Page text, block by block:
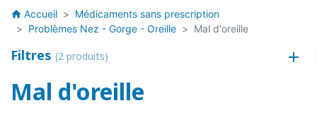
home Accueil
Médicaments sans prescription
Problèmes Nez - Gorge - Oreille
Mal d'oreille
Filtres (2 produits)
Mal d'oreille